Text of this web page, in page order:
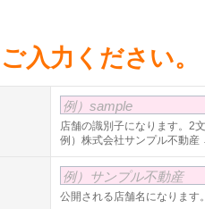
入力ください。
例）sample
店舗の識別子になります。2
例）株式会社サンプル不動
例）サンプル不動産
公開される店舗名になります